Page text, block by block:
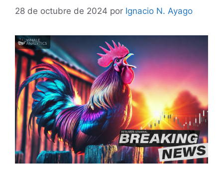
28 de octubre de 2024 por Ignacio N. Ayago